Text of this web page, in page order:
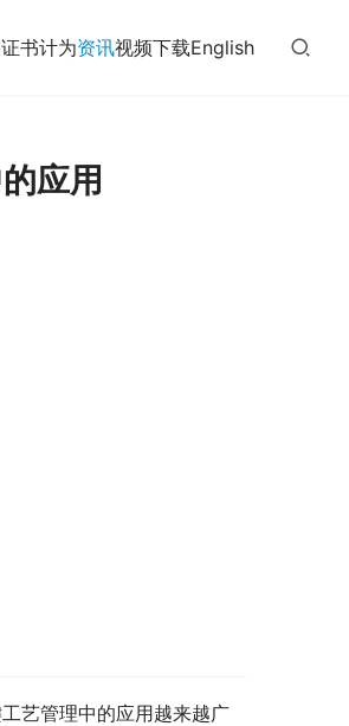
证书计为资讯视频下载English
应用
艺管理中的应用越来越广